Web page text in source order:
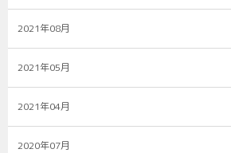
2021年08月
2021年05月
2021年04月
2020年07月